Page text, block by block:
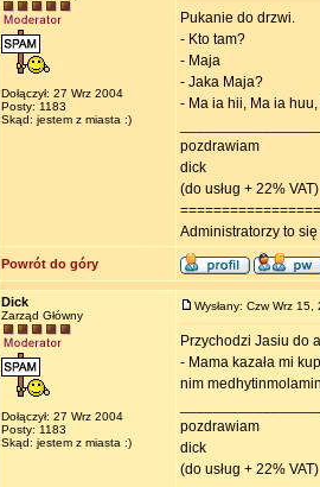
Dołączył: 27 Wrz 2004
Posty: 1183
Skąd: jestem z miasta :)
Pukanie do drzwi.
- Kto tam?
- Maja
- Jaka Maja?
- Ma ia hii, Ma ia
pozdrawiam
dick
(do usług + 22% VAT)
Administratorzy to
Powrót do góry
Dick
Zarząd Główny
Dołączył: 27 Wrz 2004
Posty: 1183
Skąd: jestem z miasta :)
Wysłany: Czw Wrz
Przychodzi Jasiu do
- Mama kazała mi
nim
pozdrawiam
dick
(do usług + 22% VAT)